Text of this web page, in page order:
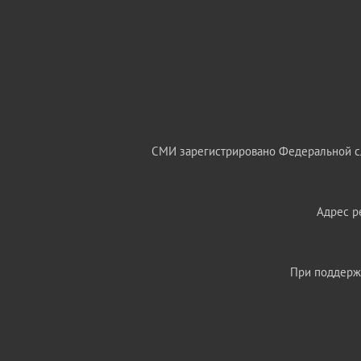
СМИ зарегистрировано Федеральной
Адрес
При